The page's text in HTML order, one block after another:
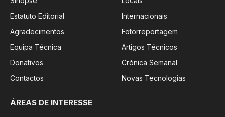
Estatuto Editorial
Agradecimentos
Equipa Técnica
Donativos
Contactos
Internacionais
Fotorreportagem
Artigos Técnicos
Crónica Semanal
Novas Tecnologias
ÁREAS DE INTERESSE